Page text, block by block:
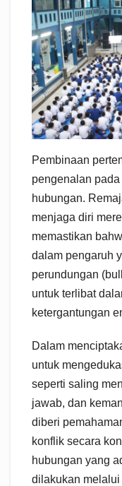
Pembinaan
pengenalan
hubungan.
menjaga diri
memastikan
dalam pengaruh
perundungan
untuk terlibat
ketergantungan
Dalam
untuk
seperti saling
jawab, dan
diberi
konflik secara
hubungan yang
dilakukan